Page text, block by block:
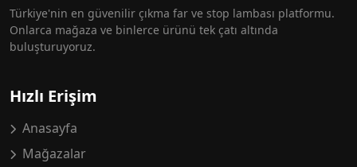
Türkiye'nin en güvenilir çıkma far ve stop lambası platformu.
Onlarca mağaza ve binlerce ürünü tek çatı altında
buluşturuyoruz.
Hızlı Erişim
Anasayfa
Mağazalar